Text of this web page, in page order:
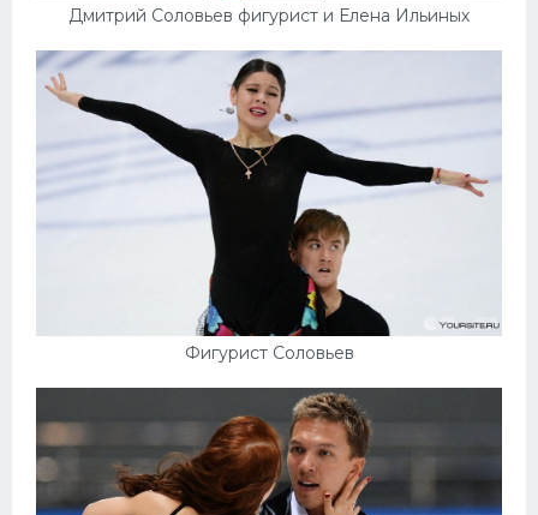
Дмитрий Соловьев фигурист и Елена Ильиных
Фигурист Соловьев